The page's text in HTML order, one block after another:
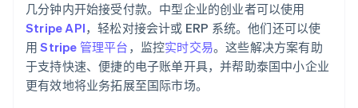
几分钟内开始接受付款。中型企业的创业者可以使用
Stripe API，轻松对接会计或 ERP 系统。他们还可以使
用Stripe 管理平台 ，监控实时交易。这些解决方案有助
于支持快速、便捷的电子账单开具，并帮助泰国中小企业
更有效地将业务拓展至国际市场。